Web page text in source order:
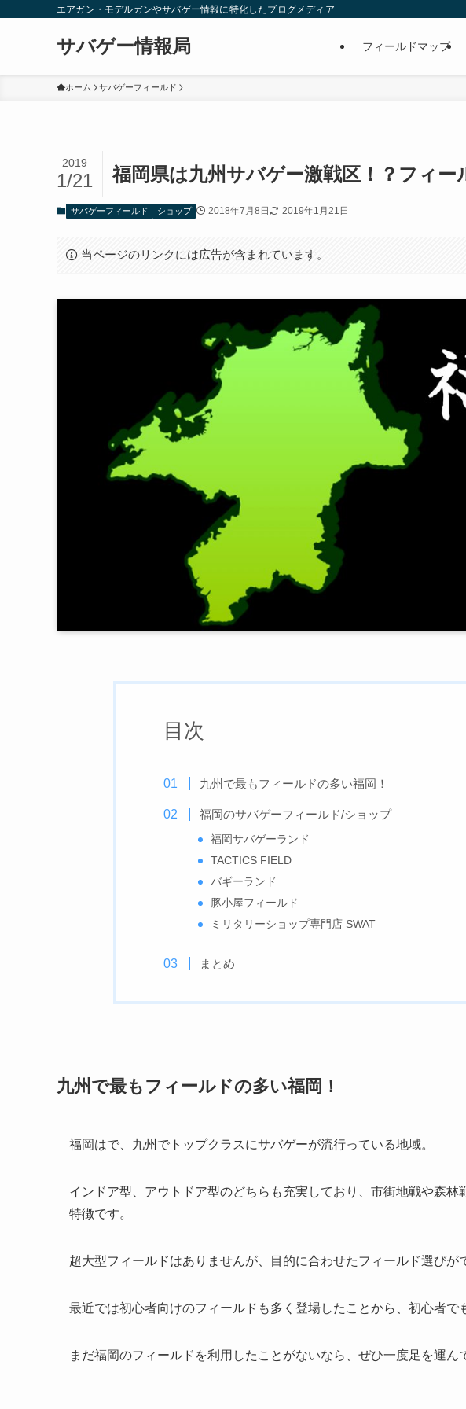
エアガン・モデルガンやサバゲー情報に特化したブログメディア
サバゲー情報局 フィールドマップ
ホーム サバゲーフィールド
福岡県は九州サバゲー激戦区！？フィー
2019
1/21
サバゲーフィールド ショップ 2018年7月8日 2019年1月21日
当ページのリンクには広告が含まれています。
目次
九州で最もフィールドの多い福岡！
福岡のサバゲーフィールド/ショップ
福岡サバゲーランド
TACTICS FIELD
バギーランド
豚小屋フィールド
ミリタリーショップ専門店 SWAT
まとめ
九州で最もフィールドの多い福岡！
福岡はで、九州でトップクラスにサバゲーが流行っている地域。
インドア型、アウトドア型のどちらも充実しており、市街地戦や森
特徴です。
超大型フィールドはありませんが、目的に合わせたフィールド選びが
最近では初心者向けのフィールドも多く登場したことから、初心者で
まだ福岡のフィールドを利用したことがないなら、ぜひ一度足を運ん